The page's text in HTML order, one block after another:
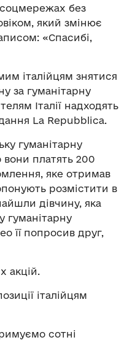
без
який змінює
«Спасибі,
італійцям знятися
за гуманітарну
Італії надходять
La Repubblica.
гуманітарну
вони платять 200
яке отримав
розмістити в
дівчину, яка
гуманітарну
її попросив друг,
акцій.
італійцям
сотні